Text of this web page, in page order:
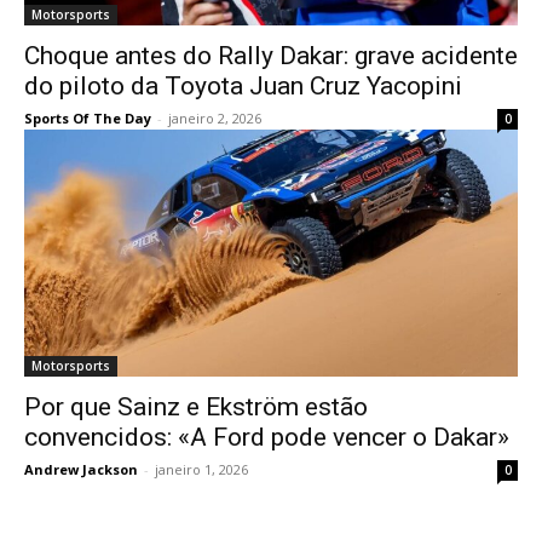
Motorsports
Choque antes do Rally Dakar: grave acidente
do piloto da Toyota Juan Cruz Yacopini
Sports Of The Day - janeiro 2, 2026 0
Motorsports
Por que Sainz e Ekström estão
convencidos: «A Ford pode vencer o Dakar»
Andrew Jackson - janeiro 1, 2026 0